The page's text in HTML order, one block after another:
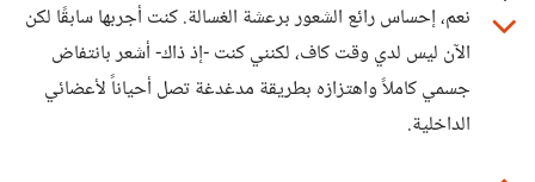
نعم، إحساس رائع الشعور برعشة الغسالة. كنت أجربها سابقًا لكن
الآن ليس لدي وقت كاف، لكنني كنت -إذ ذاك- أشعر بانتفاض
جسمي كاملاً واهتزازه بطريقة مدغدغة تصل أحياناً لأعضائي
الداخلية.